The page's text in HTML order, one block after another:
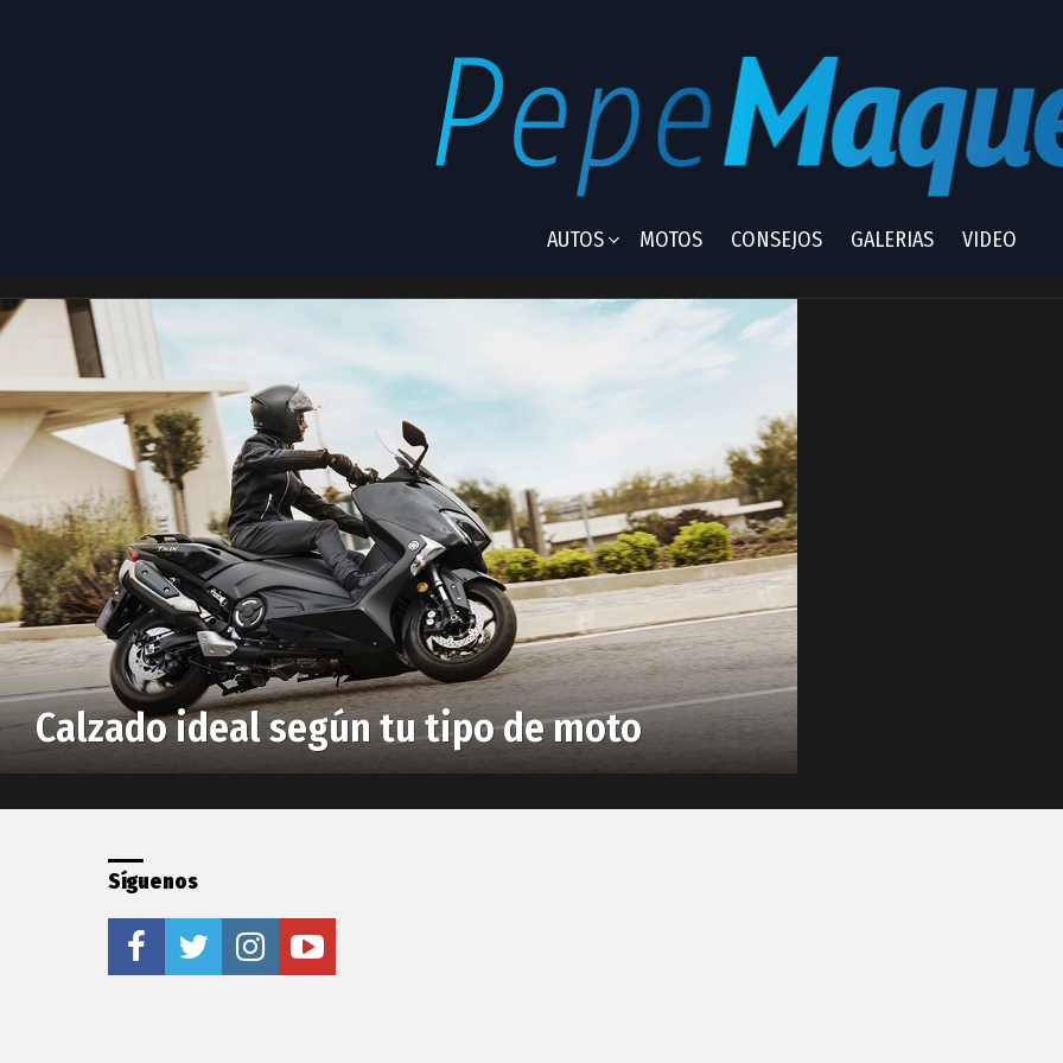
AUTOS MOTOS CONSEJOS GALERIAS VIDEO
botas
Latest
stories
Calzado ideal según tu tipo de moto
Síguenos
facebooktwitter instagramyoutube